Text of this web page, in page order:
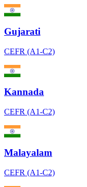
Gujarati
CEFR (A1-C2)
Kannada
CEFR (A1-C2)
Malayalam
CEFR (A1-C2)